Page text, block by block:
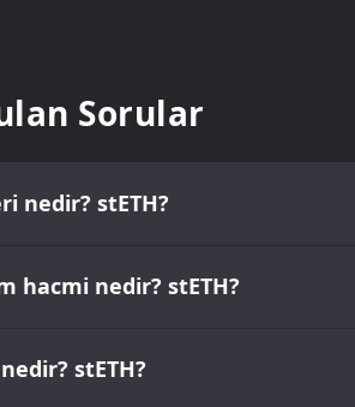
Sorular
nedir? stETH?
hacmi nedir? stETH?
stETH?